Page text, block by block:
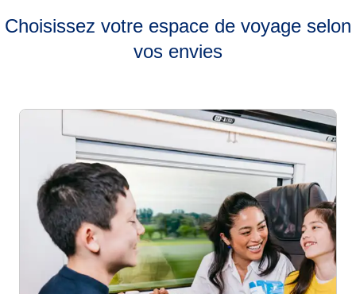
Choisissez votre espace de voyage selon
vos envies